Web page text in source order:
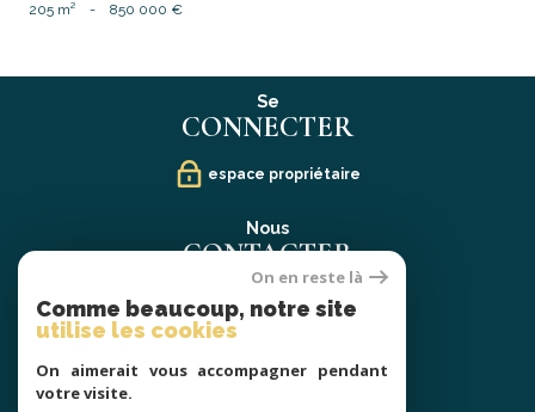
205 m² - 850 000 €
Se
CONNECTER
espace propriétaire
Nous
CONTACTER
02 40 21 91 13
contact@prestige-atlantique.fr
On en reste là
Comme beaucoup, notre site
utilise les cookies
On aimerait vous accompagner pendant
votre visite.